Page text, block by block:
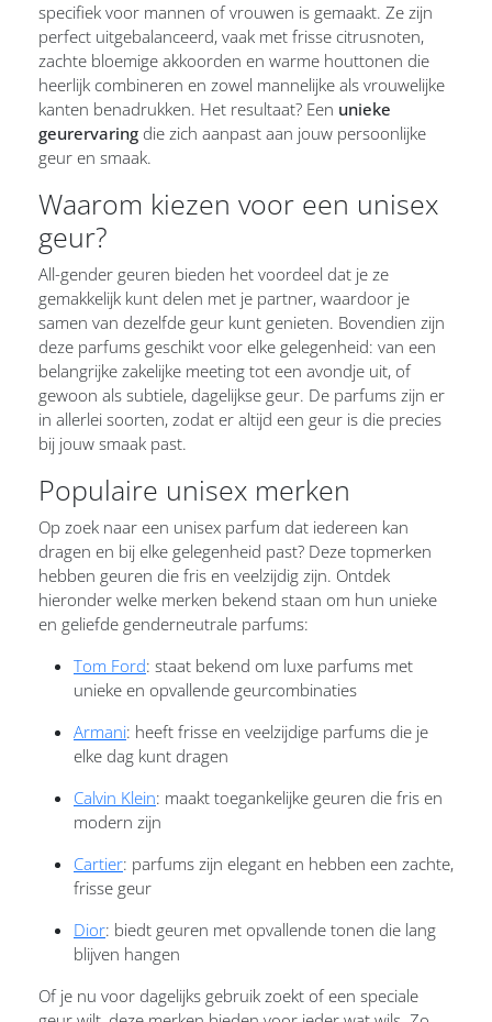
specifiek voor mannen of vrouwen is gemaakt. Ze zijn
perfect uitgebalanceerd, vaak met frisse citrusnoten,
zachte bloemige akkoorden en warme houttonen die
heerlijk combineren en zowel mannelijke als vrouwelijke
kanten benadrukken. Het resultaat? Een unieke
geurervaring die zich aanpast aan jouw persoonlijke
geur en smaak.
Waarom kiezen voor een unisex
geur?
All-gender geuren bieden het voordeel dat je ze
gemakkelijk kunt delen met je partner, waardoor je
samen van dezelfde geur kunt genieten. Bovendien zijn
deze parfums geschikt voor elke gelegenheid: van een
belangrijke zakelijke meeting tot een avondje uit, of
gewoon als subtiele, dagelijkse geur. De parfums zijn er
in allerlei soorten, zodat er altijd een geur is die precies
bij jouw smaak past.
Populaire unisex merken
Op zoek naar een unisex parfum dat iedereen kan
dragen en bij elke gelegenheid past? Deze topmerken
hebben geuren die fris en veelzijdig zijn. Ontdek
hieronder welke merken bekend staan om hun unieke
en geliefde genderneutrale parfums:
Tom Ford: staat bekend om luxe parfums met
unieke en opvallende geurcombinaties
Armani: heeft frisse en veelzijdige parfums die je
elke dag kunt dragen
Calvin Klein: maakt toegankelijke geuren die fris en
modern zijn
Cartier: parfums zijn elegant en hebben een zachte,
frisse geur
Dior: biedt geuren met opvallende tonen die lang
blijven hangen
Of je nu voor dagelijks gebruik zoekt of een speciale